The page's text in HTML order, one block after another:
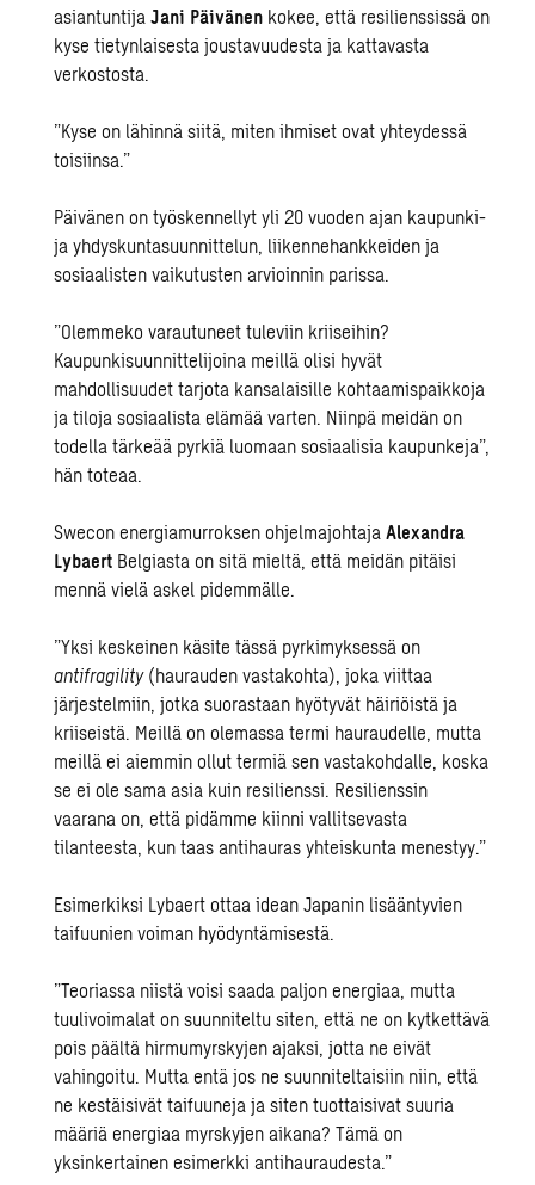
asiantuntijaJani Päivänen kokee, että resilienssissä on
kyse tietynlaisesta joustavuudesta ja kattavasta
verkostosta.
”Kyse on lähinnä siitä, miten ihmiset ovat yhteydessä
toisiinsa.”
Päivänen on työskennellyt yli 20 vuoden ajan kaupunki-
ja yhdyskuntasuunnittelun, liikennehankkeiden ja
sosiaalisten vaikutusten arvioinnin parissa.
”Olemmeko varautuneet tuleviin kriiseihin?
Kaupunkisuunnittelijoina meillä olisi hyvät
mahdollisuudet tarjota kansalaisille kohtaamispaikkoja
ja tiloja sosiaalista elämää varten. Niinpä meidän on
todella tärkeää pyrkiä luomaan sosiaalisia kaupunkeja”,
hän toteaa.
Swecon energiamurroksen ohjelmajohtajaAlexandra
Lybaert Belgiasta on sitä mieltä, että meidän pitäisi
mennä vielä askel pidemmälle.
”Yksi keskeinen käsite tässä pyrkimyksessä on
antifragility(haurauden vastakohta), joka viittaa
järjestelmiin, jotka suorastaan hyötyvät häiriöistä ja
kriiseistä. Meillä on olemassa termi hauraudelle, mutta
meillä ei aiemmin ollut termiä sen vastakohdalle, koska
se ei ole sama asia kuin resilienssi. Resilienssin
vaarana on, että pidämme kiinni vallitsevasta
tilanteesta, kun taas antihauras yhteiskunta menestyy.”
Esimerkiksi Lybaert ottaa idean Japanin lisääntyvien
taifuunien voiman hyödyntämisestä.
”Teoriassa niistä voisi saada paljon energiaa, mutta
tuulivoimalat on suunniteltu siten, että ne on kytkettävä
pois päältä hirmumyrskyjen ajaksi, jotta ne eivät
vahingoitu. Mutta entä jos ne suunniteltaisiin niin, että
ne kestäisivät taifuuneja ja siten tuottaisivat suuria
määriä energiaa myrskyjen aikana? Tämä on
yksinkertainen esimerkki antihauraudesta.”